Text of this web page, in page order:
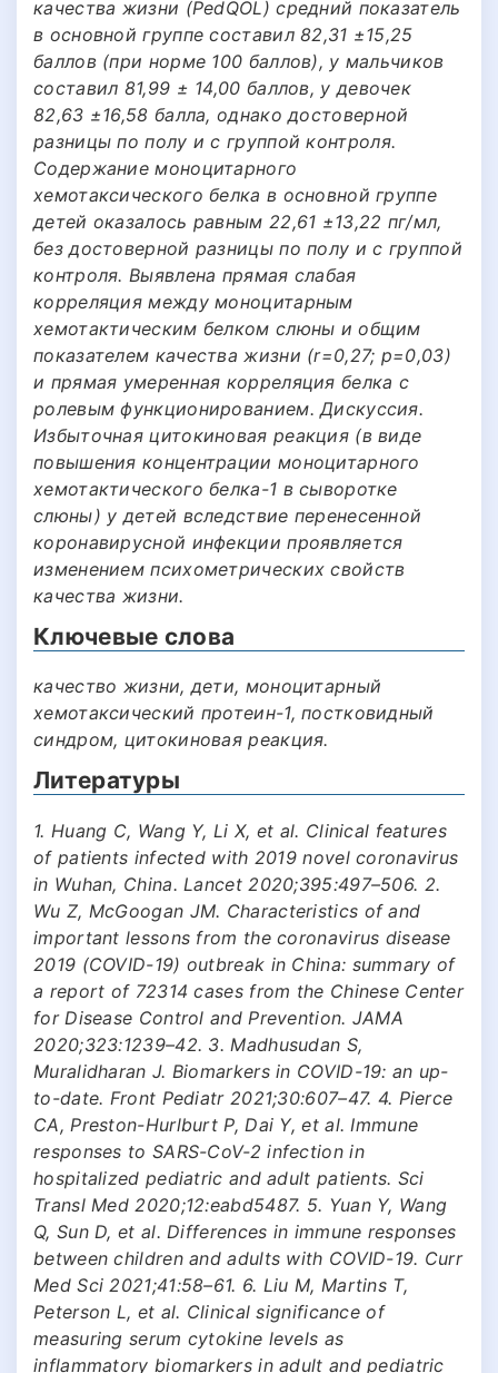
качества жизни (PedQOL) средний показатель
в основной группе составил 82,31 ±15,25
баллов (при норме 100 баллов), у мальчиков
составил 81,99 ± 14,00 баллов, у девочек
82,63 ±16,58 балла, однако достоверной
разницы по полу и с группой контроля.
Содержание моноцитарного
хемотаксического белка в основной группе
детей оказалось равным 22,61 ±13,22 пг/мл,
без достоверной разницы по полу и с группой
контроля. Выявлена прямая слабая
корреляция между моноцитарным
хемотактическим белком слюны и общим
показателем качества жизни (r=0,27; p=0,03)
и прямая умеренная корреляция белка с
ролевым функционированием. Дискуссия.
Избыточная цитокиновая реакция (в виде
повышения концентрации моноцитарного
хемотактического белка-1 в сыворотке
слюны) у детей вследствие перенесенной
коронавирусной инфекции проявляется
изменением психометрических свойств
качества жизни.
Ключевые слова
качество жизни, дети, моноцитарный
хемотаксический протеин-1, постковидный
синдром, цитокиновая реакция.
Литературы
1. Huang C, Wang Y, Li X, et al. Clinical features
of patients infected with 2019 novel coronavirus
in Wuhan, China. Lancet 2020;395:497–506. 2.
Wu Z, McGoogan JM. Characteristics of and
important lessons from the coronavirus disease
2019 (COVID-19) outbreak in China: summary of
a report of 72314 cases from the Chinese Center
for Disease Control and Prevention. JAMA
2020;323:1239–42. 3. Madhusudan S,
Muralidharan J. Biomarkers in COVID-19: an up-
to-date. Front Pediatr 2021;30:607–47. 4. Pierce
CA, Preston-Hurlburt P, Dai Y, et al. Immune
responses to SARS-CoV-2 infection in
hospitalized pediatric and adult patients. Sci
Transl Med 2020;12:eabd5487. 5. Yuan Y, Wang
Q, Sun D, et al. Differences in immune responses
between children and adults with COVID-19. Curr
Med Sci 2021;41:58–61. 6. Liu M, Martins T,
Peterson L, et al. Clinical significance of
measuring serum cytokine levels as
inflammatory biomarkers in adult and pediatric